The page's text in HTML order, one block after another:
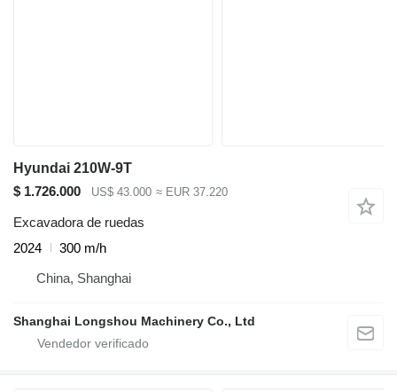
Hyundai 210W-9T
$ 1.726.000
US$ 43.000 ≈ EUR 37.220
Excavadora de ruedas
2024
300 m/h
China, Shanghai
Shanghai Longshou Machinery Co., Ltd